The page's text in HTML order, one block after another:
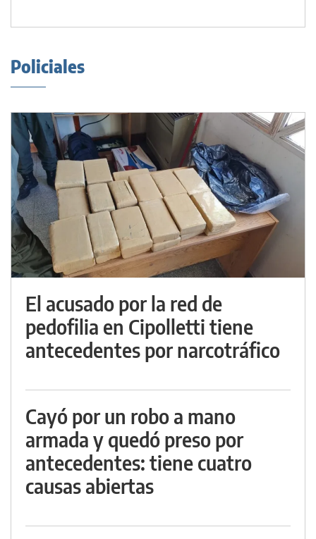
Policiales
El acusado por la red de
pedofilia en Cipolletti tiene
antecedentes por narcotráfico
Cayó por un robo a mano
armada y quedó preso por
antecedentes: tiene cuatro
causas abiertas